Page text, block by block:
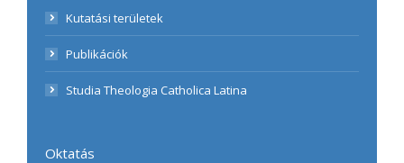
Kutatási területek
Publikációk
Studia Theologia Catholica Latina
Oktatás